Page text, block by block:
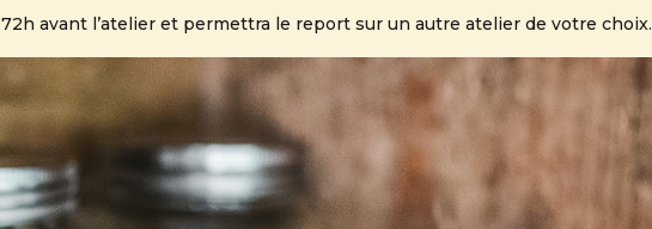
avant l’atelier et permettra le report sur un autre atelier de votre choix.